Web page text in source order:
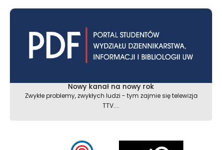
Nowy kanał na nowy rok
Zwykłe problemy, zwykłych ludzi - tym zajmie się telewizja
TTV....